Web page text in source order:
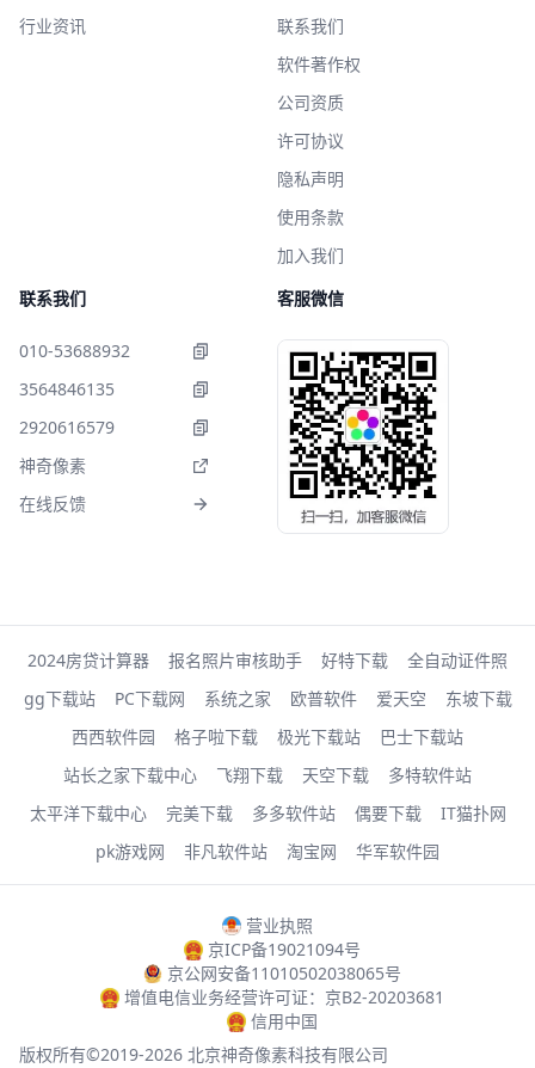
行业资讯
联系我们
软件著作权
公司资质
许可协议
隐私声明
使用条款
加入我们
联系我们
010-53688932
3564846135
2920616579
神奇像素
在线反馈
客服微信
2024房贷计算器 报名照片审核助手 好特下载
全自动证件照
gg下载站
PC下载网 系统之家 欧普软件 爱天空
东坡下载
西西软件园
格子啦下载 极光下载站
巴士下载站
站长之家下载中心
飞翔下载 天空下载
多特软件站
太平洋下载中心
完美下载 多多软件站 偶要下载
IT猫扑网
pk游戏网
非凡软件站 淘宝网 华军软件园
营业执照
京ICP备19021094号
京公网安备11010502038065号
增值电信业务经营许可证：京B2-20203681
信用中国
版权所有©2019-2026 北京神奇像素科技有限公司